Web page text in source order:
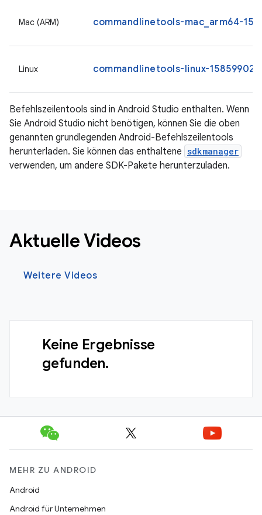
Mac (ARM) commandlinetools-mac_arm64-
Linux commandlinetools-linux-
Befehlszeilentools sind in Android Studio enthalten. Wenn
Sie Android Studio nicht benötigen, können Sie die oben
genannten grundlegenden Android-Befehlszeilentools
herunterladen. Sie können das enthaltene sdkmanager
verwenden, um andere SDK-Pakete herunterzuladen.
Aktuelle Videos
Weitere Videos
Keine Ergebnisse
gefunden.
MEHR ZU ANDROID
Android
Android für Unternehmen